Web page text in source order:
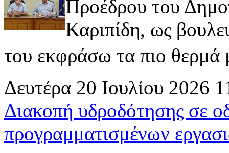
Προέδρου του
Καριπίδη, ως
του εκφράσω τα πιο
Δευτέρα 20 Ιουλίου 2026
Διακοπή υδροδότησης σε
προγραμματισμένων